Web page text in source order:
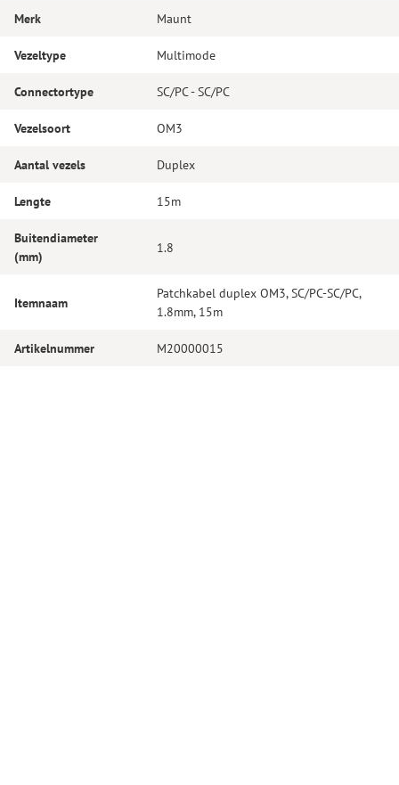
Merk Maunt
Vezeltype Multimode
Connectortype SC/PC - SC/PC
Vezelsoort OM3
Aantal vezels Duplex
Lengte 15m
Buitendiameter
(mm)
1.8
Itemnaam
Patchkabel duplex OM3, SC/PC-SC/PC,
1.8mm, 15m
Artikelnummer M20000015